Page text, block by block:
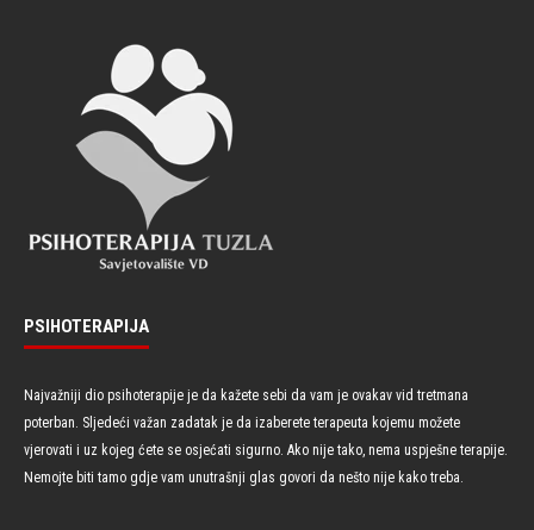
PSIHOTERAPIJA
Najvažniji dio psihoterapije je da kažete sebi da vam je ovakav vid tretmana
poterban. Sljedeći važan zadatak je da izaberete terapeuta kojemu možete
vjerovati i uz kojeg ćete se osjećati sigurno. Ako nije tako, nema uspješne terapije.
Nemojte biti tamo gdje vam unutrašnji glas govori da nešto nije kako treba.